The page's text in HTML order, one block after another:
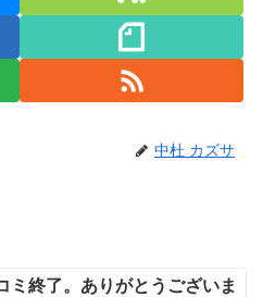
中杜 カズサ
ミ終了。ありがとうございま